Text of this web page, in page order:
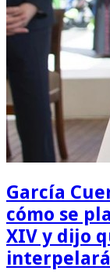
García
cómo se
XIV y dijo